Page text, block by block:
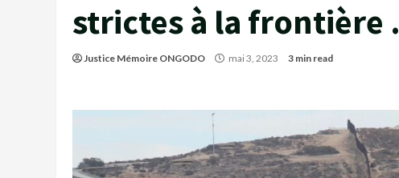
strictes à la frontière .
Justice Mémoire ONGODO mai 3, 2023 3 min read